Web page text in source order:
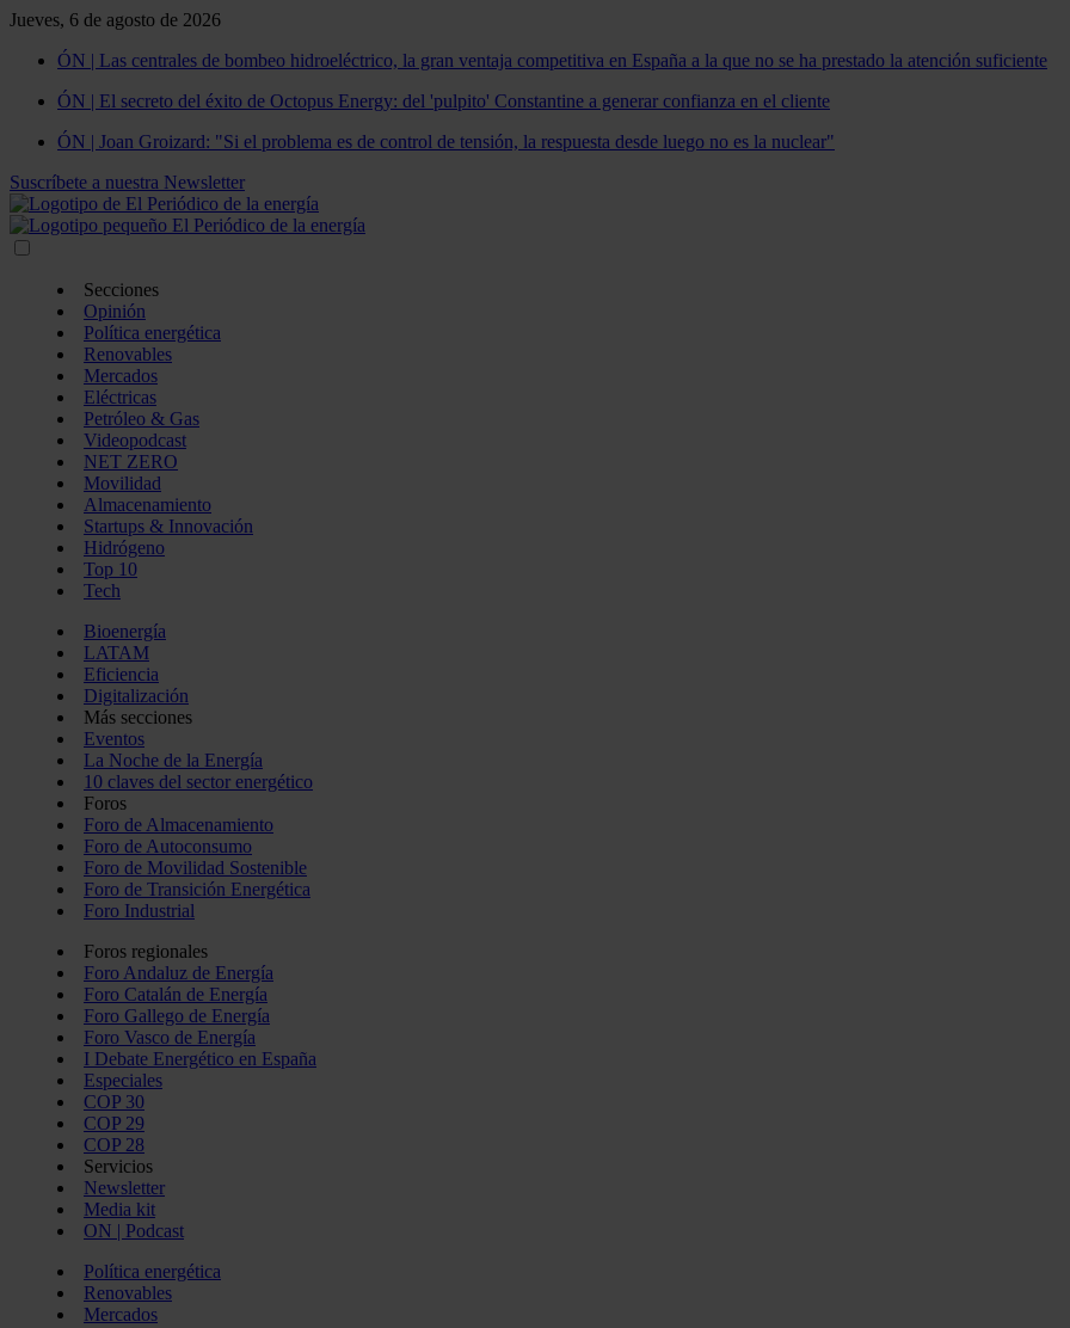
Jueves, 6 de agosto de 2026
ÓN | Las centrales de bombeo hidroeléctrico, la gran ventaja competitiva en España a la que no se ha prestado la atención suficiente
ÓN | El secreto del éxito de Octopus Energy: del 'pulpito' Constantine a generar confianza en el cliente
ÓN | Joan Groizard: "Si el problema es de control de tensión, la respuesta desde luego no es la nuclear"
Suscríbete a nuestra Newsletter
Secciones
Opinión
Política energética
Renovables
Mercados
Eléctricas
Petróleo & Gas
Videopodcast
NET ZERO
Movilidad
Almacenamiento
Startups & Innovación
Hidrógeno
Top 10
Tech
Bioenergía
LATAM
Eficiencia
Digitalización
Más secciones
Eventos
La Noche de la Energía
10 claves del sector energético
Foros
Foro de Almacenamiento
Foro de Autoconsumo
Foro de Movilidad Sostenible
Foro de Transición Energética
Foro Industrial
Foros regionales
Foro Andaluz de Energía
Foro Catalán de Energía
Foro Gallego de Energía
Foro Vasco de Energía
I Debate Energético en España
Especiales
COP 30
COP 29
COP 28
Servicios
Newsletter
Media kit
ON | Podcast
Política energética
Renovables
Mercados